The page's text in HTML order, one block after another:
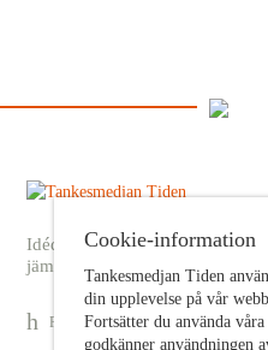
Idédebatt och analys som
jämlikhetssträvan
Prenumerera på nyhetsbrev
Cookie-information
Tankesmedjan Tiden
din upplevelse på vår
Fortsätter du använda
godkänner användningen